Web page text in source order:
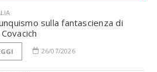
sulla fantascienza di
26/07/2026